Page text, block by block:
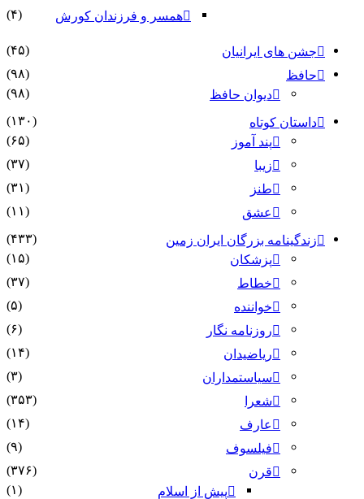
همسر و فرزندان کورش
(۴)
جشن های ایرانیان
(۴۵)
حافظ
(۹۸)
دیوان حافظ
(۹۸)
داستان کوتاه
(۱۳۰)
پند آموز
(۶۵)
زیبا
(۳۷)
طنز
(۳۱)
عشق
(۱۱)
زندگینامه بزرگان ایران زمین
(۴۳۳)
پزشکان
(۱۵)
خطاط
(۳۷)
خواننده
(۵)
روزنامه نگار
(۶)
ریاضیدان
(۱۴)
سیاستمداران
(۳)
شعرا
(۳۵۳)
عارف
(۱۴)
فیلسوف
(۹)
قرن
(۳۷۶)
پیش از اسلام
(۱)